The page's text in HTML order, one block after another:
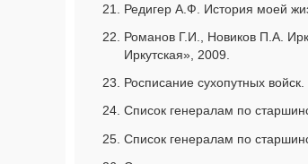
Редигер А.Ф. История моей
Романов Г.И., Новиков П.А.
Иркутская», 2009.
Росписание сухопутных
Список генералам по
Список генералам по